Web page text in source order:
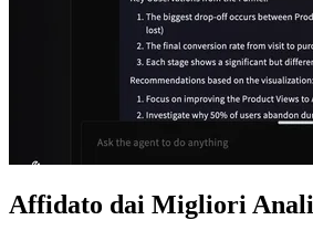
Affidato dai Migliori